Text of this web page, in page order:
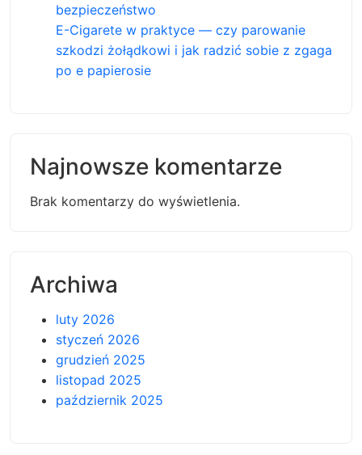
bezpieczeństwo
E-Cigarete w praktyce — czy parowanie
szkodzi żołądkowi i jak radzić sobie z zgaga
po e papierosie
Najnowsze komentarze
Brak komentarzy do wyświetlenia.
Archiwa
luty 2026
styczeń 2026
grudzień 2025
listopad 2025
październik 2025